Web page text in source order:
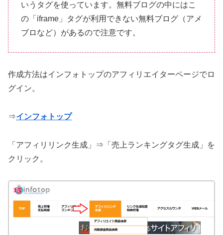
いうタグを使っています。無料ブログの中にはこ
の「iframe」タグが利用できない無料ブログ（アメ
ブロなど）があるので注意です。
作成方法はインフォトップのアフィリエイターページでロ
グイン。
⇒インフォトップ
「アフィリリンク生成」⇒「売上ランキングタグ生成」を
クリック。